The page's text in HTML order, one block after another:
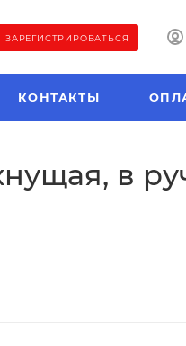
ЗАРЕГИСТРИРОВАТЬСЯ
КОНТАКТЫ
в